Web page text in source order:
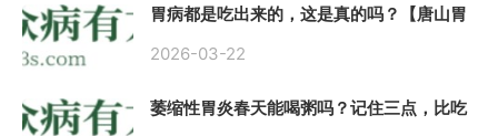
胃病都是吃出来的，这是真的吗？【唐山胃
2026-03-22
萎缩性胃炎春天能喝粥吗？记住三点，比吃